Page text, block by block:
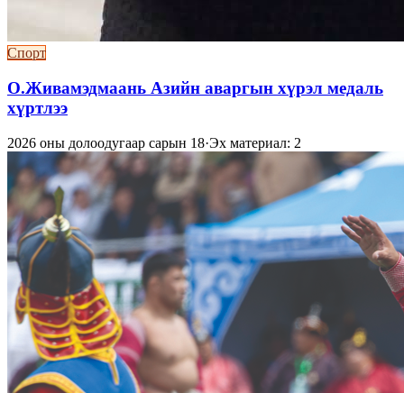
Спорт
О.Живамэдмаань Азийн аваргын хүрэл медаль
хүртлээ
2026 оны долоодугаар сарын 18·Эх материал: 2